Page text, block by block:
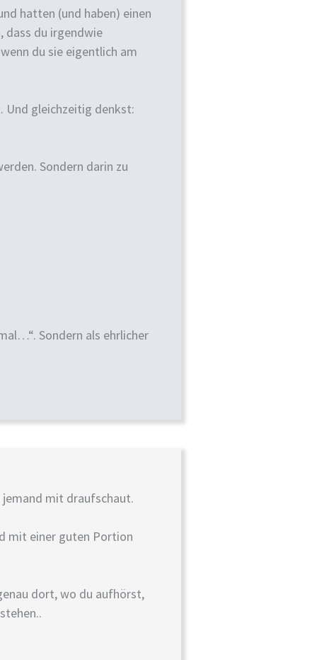
hatten (und haben) einen
dass du irgendwie
du sie eigentlich am
Und gleichzeitig denkst:
Sondern darin zu
Sondern als ehrlicher
jemand mit draufschaut.
mit einer guten Portion
dort, wo du aufhörst,